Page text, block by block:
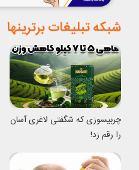
شبکه تبلیغات برترینها
چربیسوزی که شگفتی لاغری آسان
را رقم زد!